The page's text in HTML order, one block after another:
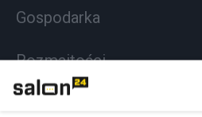
Gospodarka
Rozmaitości